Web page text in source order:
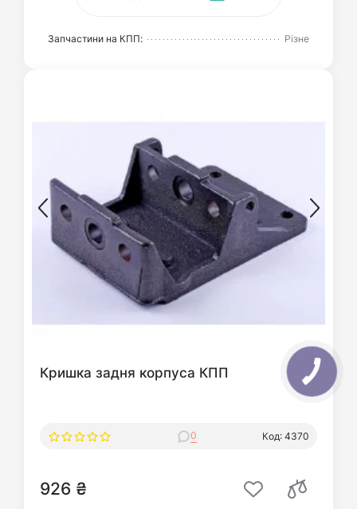
Запчастини на КПП: Різне
Кришка задня корпуса КПП
0 Код: 4370
926 ₴